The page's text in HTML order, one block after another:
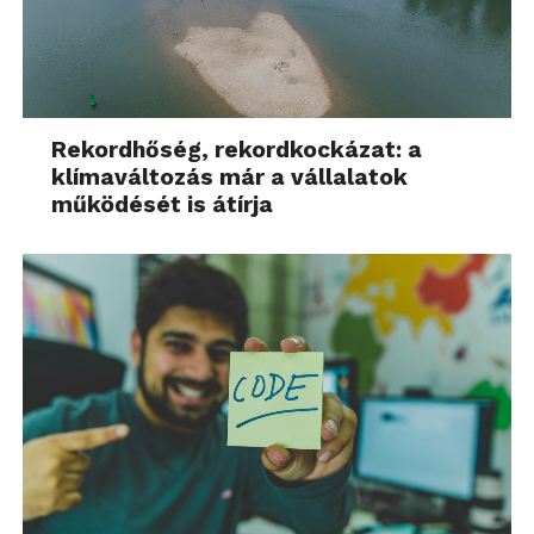
nemcsak szélesebb
társadalmi kérdéssé,
hanem a munkahelyi
kihívássá is vált. Mély
hatással van az egyéni
teljesítményre, a csapat
hatékonyságára és a
szervezeti
produktivitásra. Most
minden eddiginél jobban
be kell kapcsolódnunk az
ezzel kapcsolatos
párbeszédbe. Az
Rekordhőség, rekordkockázat: a
klímaváltozás már a vállalatok
működését is átírja